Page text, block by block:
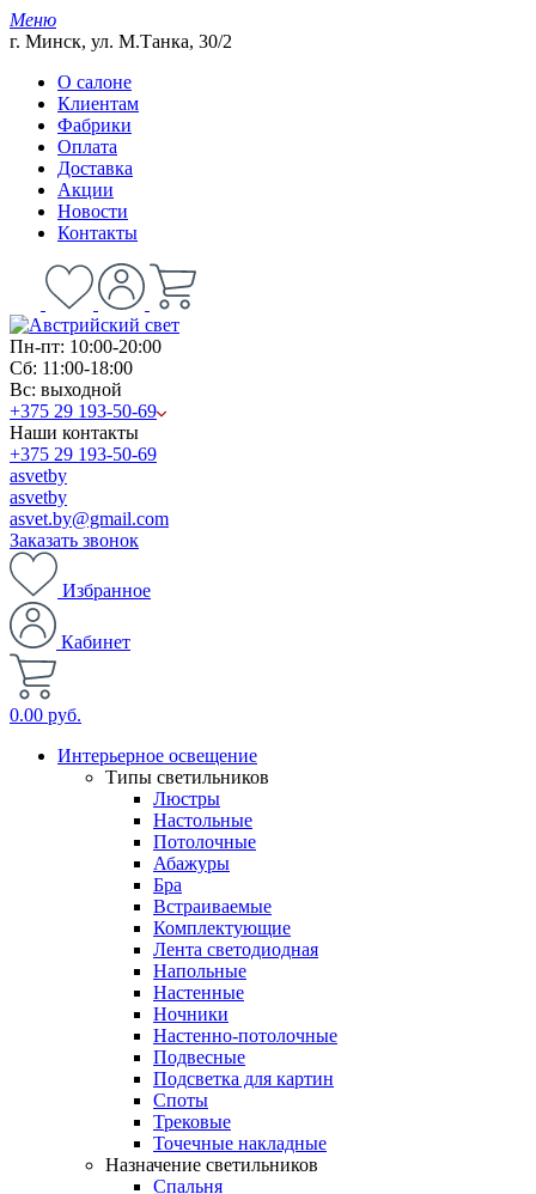
Меню
г. Минск, ул. М.Танка, 30/2
О салоне
Клиентам
Фабрики
Оплата
Доставка
Акции
Новости
Контакты
Пн-пт: 10:00-20:00
Сб: 11:00-18:00
Вс: выходной
+375 29 193-50-69
Наши контакты
+375 29 193-50-69
asvetby
asvetby
asvet.by@gmail.com
Заказать звонок
Избранное
Кабинет
0.00 руб.
Интерьерное освещение
Типы светильников
Люстры
Настольные
Потолочные
Абажуры
Бра
Встраиваемые
Комплектующие
Лента светодиодная
Напольные
Настенные
Ночники
Настенно-потолочные
Подвесные
Подсветка для картин
Споты
Трековые
Точечные накладные
Назначение светильников
Спальня